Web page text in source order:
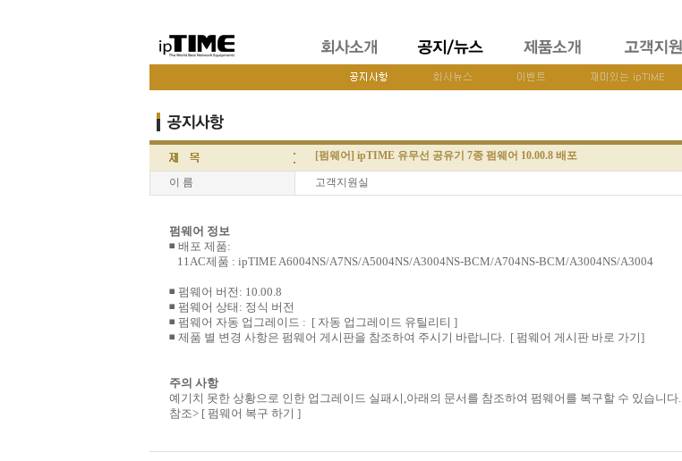
[펌웨어] ipTIME 유무선 공유기 7종 펌웨어 10.00.8 배포
이 름 고객지원실
펌웨어 정보
◾ 배포 제품:
11AC제품 : ipTIME A6004NS/A7NS/A5004NS/A3004NS-BCM/A704NS-BCM/A3004NS/A3004
◾ 펌웨어 버전: 10.00.8
◾ 펌웨어 상태: 정식 버전
◾ 펌웨어 자동 업그레이드 : [ 자동 업그레이드 유틸리티 ]
◾ 제품 별 변경 사항은 펌웨어 게시판을 참조하여 주시기 바랍니다. [ 펌웨어 게시판 바로 가기]
주의 사항
예기치 못한 상황으로 인한 업그레이드 실패시,아래의 문서를 참조하여 펌웨어를 복구할 수 있습니다.
참조> [ 펌웨어 복구 하기 ]